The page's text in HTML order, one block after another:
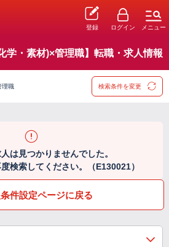
登録 ログイン メニュー
学・素材)×管理職】転職・求人情報
理職 検索条件を変更
は見つかりませんでした。
検索してください。（E130021）
件設定ページに戻る